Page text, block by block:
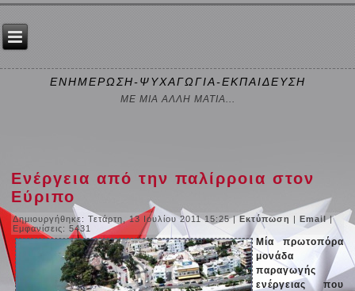
ΕΝΗΜΕΡΩΣΗ-ΨΥΧΑΓΩΓΙΑ-ΕΚΠΑΙΔΕΥΣΗ
ΜΕ ΜΙΑ ΑΛΛΗ ΜΑΤΙΑ...
Ενέργεια από την παλίρροια στον
Εύριπο
Δημιουργήθηκε: Τετάρτη, 13 Ιουλίου 2011 15:25|Εκτύπωση |Email|
Εμφανίσεις: 5431
Μία πρωτοπόρα
μονάδα
παραγωγής
ενέργειας που